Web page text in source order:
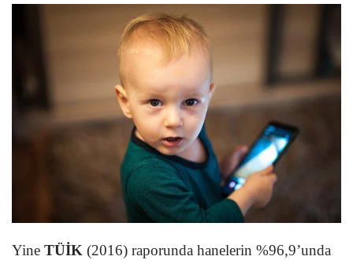
Yine TÜİK (2016) raporunda hanelerin %96,9’unda